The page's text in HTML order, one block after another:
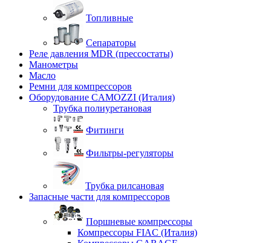
Топливные
Сепараторы
Реле давления MDR (прессостаты)
Манометры
Масло
Ремни для компрессоров
Оборудование CAMOZZI (Италия)
Трубка полиуретановая
Фитинги
Фильтры-регуляторы
Трубка рилсановая
Запасные части для компрессоров
Поршневые компрессоры
Компрессоры FIAC (Италия)